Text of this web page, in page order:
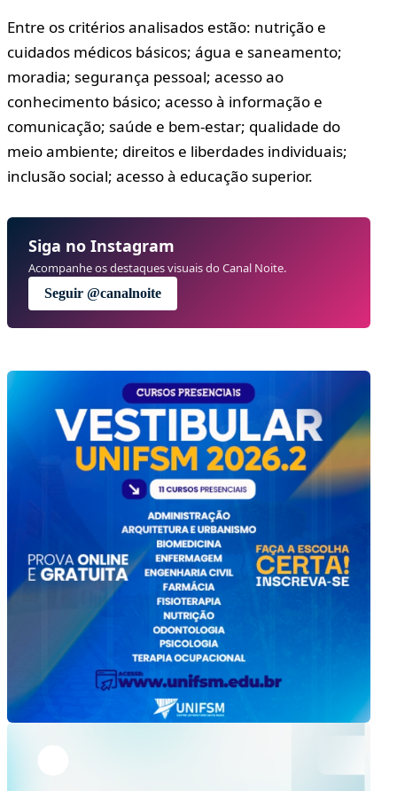
Entre os critérios analisados estão: nutrição e
cuidados médicos básicos; água e saneamento;
moradia; segurança pessoal; acesso ao
conhecimento básico; acesso à informação e
comunicação; saúde e bem-estar; qualidade do
meio ambiente; direitos e liberdades individuais;
inclusão social; acesso à educação superior.
Siga no Instagram
Acompanhe os destaques visuais do Canal Noite.
Seguir @canalnoite